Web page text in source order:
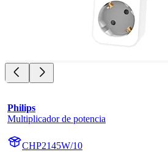
Philips
Multiplicador de potencia
CHP2145W/10